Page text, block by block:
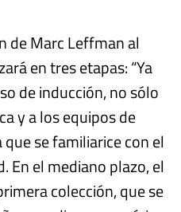
de Marc Leffman al
en tres etapas: “Ya
de inducción, no sólo
y a los equipos de
se familiarice con el
En el mediano plazo, el
colección, que se